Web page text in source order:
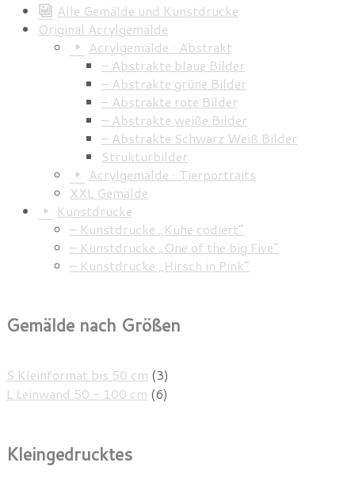
Alle Gemälde und Kunstdrucke
Original Acrylgemälde
Acrylgemälde · Abstrakt
– Abstrakte blaue Bilder
– Abstrakte grüne Bilder
– Abstrakte rote Bilder
– Abstrakte weiße Bilder
– Abstrakte Schwarz Weiß Bilder
Strukturbilder
Acrylgemälde · Tierportraits
XXL Gemälde
Kunstdrucke
– Kunstdrucke „Kühe codiert”
– Kunstdrucke „One of the big Five”
– Kunstdrucke „Hirsch in Pink”
Gemälde nach Größen
S Kleinformat bis 50 cm (3)
L Leinwand 50 - 100 cm (6)
Kleingedrucktes